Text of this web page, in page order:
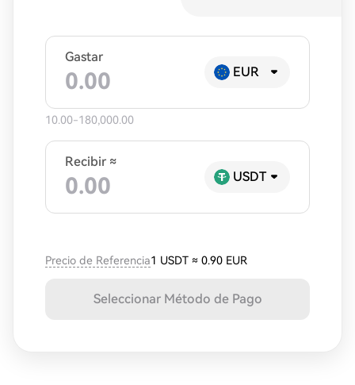
Gastar
EUR
10.00-180,000.00
Recibir ≈
USDT
Precio de Referencia1 USDT ≈ 0.90 EUR
Seleccionar Método de Pago